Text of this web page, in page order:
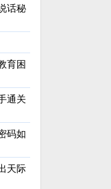
话秘
育困
通关
码如
天际